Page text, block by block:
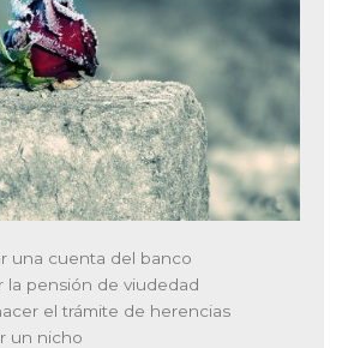
una cuenta del banco
la pensión de viudedad
el trámite de herencias
un nicho